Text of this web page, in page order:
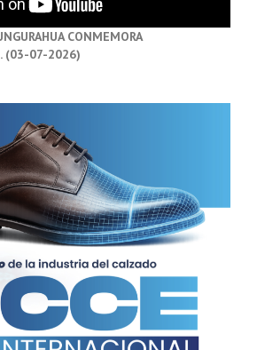
CONMEMORA
(03-07-2026)